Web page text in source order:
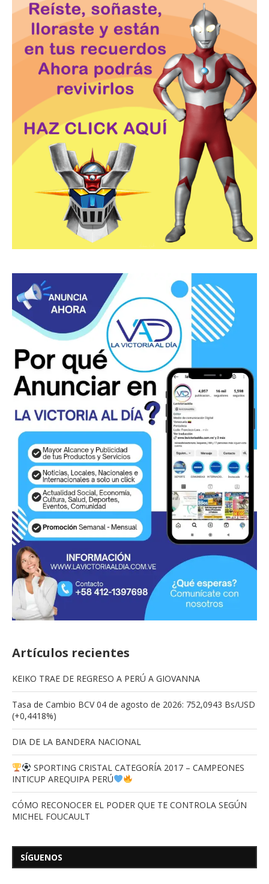
Artículos recientes
KEIKO TRAE DE REGRESO A PERÚ A GIOVANNA
Tasa de Cambio BCV 04 de agosto de 2026: 752,0943 Bs/USD
(+0,4418%)
DIA DE LA BANDERA NACIONAL
SPORTING CRISTAL CATEGORÍA 2017 – CAMPEONES
INTICUP AREQUIPA PERÚ
CÓMO RECONOCER EL PODER QUE TE CONTROLA SEGÚN
MICHEL FOUCAULT
SÍGUENOS